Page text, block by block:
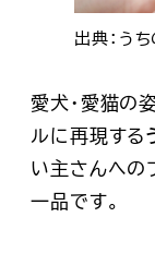
出典：う
愛犬・愛猫の
ルに再現する
い主さんへの
一品です。